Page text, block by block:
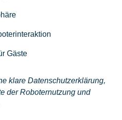
Gäste
klare Datenschutzerklärung,
der Roboternutzung und